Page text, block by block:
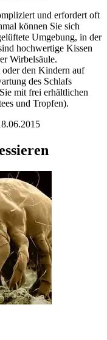
und erfordert oft
können Sie sich
Umgebung, in der
hochwertige Kissen
Wirbelsäule.
den Kindern auf
des Schlafs
mit frei erhältlichen
und Tropfen).